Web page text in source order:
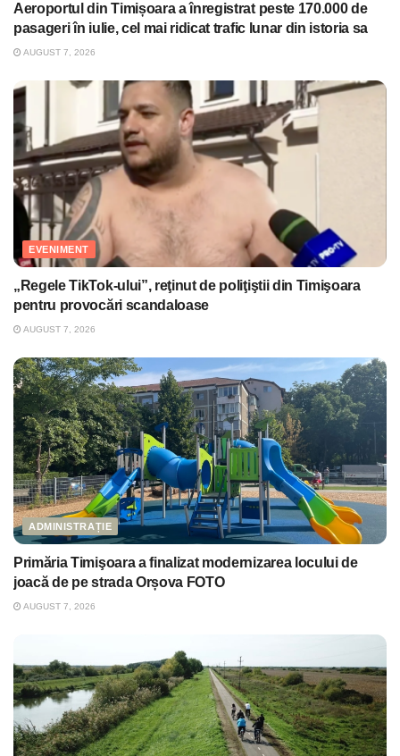
Aeroportul din Timișoara a înregistrat peste 170.000 de
pasageri în iulie, cel mai ridicat trafic lunar din istoria sa
AUGUST 7, 2026
EVENIMENT
„Regele TikTok-ului”, reţinut de poliţiştii din Timişoara
pentru provocări scandaloase
AUGUST 7, 2026
ADMINISTRAȚIE
Primăria Timişoara a finalizat modernizarea locului de
joacă de pe strada Orșova FOTO
AUGUST 7, 2026